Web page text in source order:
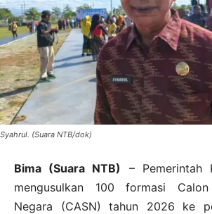
Syahrul. (Suara NTB/dok)
Bima (Suara NTB)
– Pemerintah
mengusulkan 100 formasi
Negara (CASN) tahun 2026 ke